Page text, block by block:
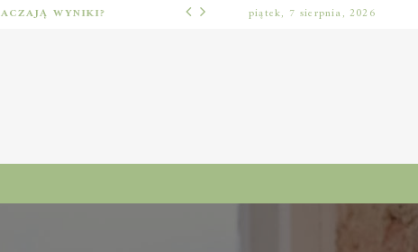
WYNIKI? LUŹNE TEMATY
piątek, 7 sierpnia, 2026